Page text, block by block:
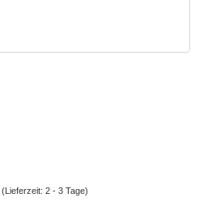
(Lieferzeit: 2 - 3 Tage)